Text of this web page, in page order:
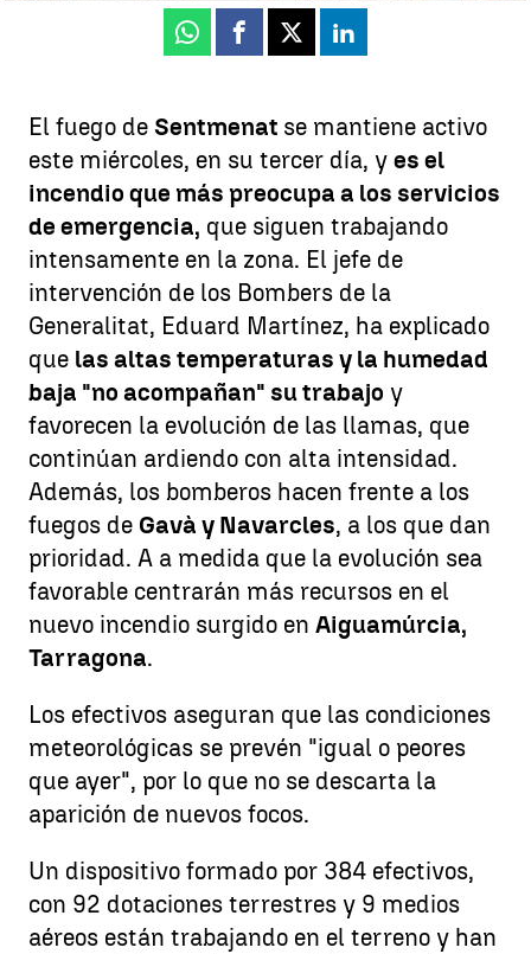
Whatsapp
Facebook
X Linkedin
El fuego de Sentmenat se mantiene activo
este miércoles, en su tercer día, y es el
incendio que más preocupa a los servicios
de emergencia, que siguen trabajando
intensamente en la zona. El jefe de
intervención de los Bombers de la
Generalitat, Eduard Martínez, ha explicado
que las altas temperaturas y la humedad
baja "no acompañan" su trabajo y
favorecen la evolución de las llamas, que
continúan ardiendo con alta intensidad.
Además, los bomberos hacen frente a los
fuegos de Gavà y Navarcles, a los que dan
prioridad. A a medida que la evolución sea
favorable centrarán más recursos en el
nuevo incendio surgido en Aiguamúrcia,
Tarragona.
Los efectivos aseguran que las condiciones
meteorológicas se prevén "igual o peores
que ayer", por lo que no se descarta la
aparición de nuevos focos.
Un dispositivo formado por 384 efectivos,
con 92 dotaciones terrestres y 9 medios
aéreos están trabajando en el terreno y han